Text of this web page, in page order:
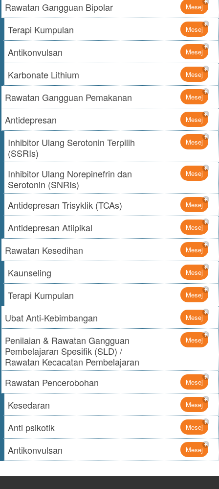
Rawatan Gangguan Bipolar Mesej
Terapi Kumpulan Mesej
Antikonvulsan Mesej
Karbonate Lithium Mesej
Rawatan Gangguan Pemakanan Mesej
Antidepresan Mesej
Inhibitor Ulang Serotonin Terpilih
(SSRIs)
Mesej
Inhibitor Ulang Norepinefrin dan
Serotonin (SNRIs)
Mesej
Antidepresan Trisyklik (TCAs) Mesej
Antidepresan Atiipikal Mesej
Rawatan Kesedihan Mesej
Kaunseling Mesej
Terapi Kumpulan Mesej
Ubat Anti-Kebimbangan Mesej
Penilaian & Rawatan Gangguan
Pembelajaran Spesifik (SLD) /
Rawatan Kecacatan Pembelajaran
Mesej
Rawatan Pencerobohan Mesej
Kesedaran Mesej
Anti psikotik Mesej
Antikonvulsan Mesej